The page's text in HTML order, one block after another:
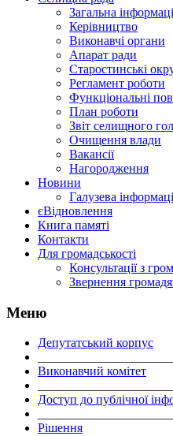
Загальна
Керівництво
Виконавчі органи
Апарат ради
Старостинські
Регламент роботи
Функціональні
План роботи
Звіт селищного
Очищення влади
Вакансії
Нагородження
Новини
Галузева
єВідновлення
Книга памяті
Контакти
Для громадськості
Консультації з
Звернення
Меню
Депутатський корпус
Виконавчий комітет
Доступ до публічної
Рішення